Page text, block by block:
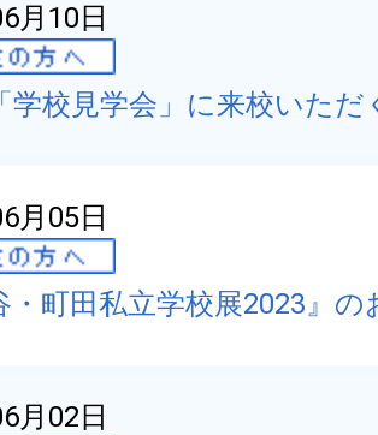
月10日
学校見学会」に来校いただ
月05日
・町田私立学校展2023』
月02日